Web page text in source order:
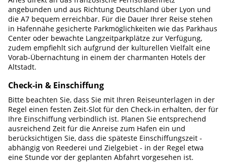
angebunden und aus Richtung Deutschland über Lyon und
die A7 bequem erreichbar. Für die Dauer Ihrer Reise stehen
in Hafennähe gesicherte Parkmöglichkeiten wie das Parkhaus
Center oder bewachte Langzeitparkplätze zur Verfügung,
zudem empfiehlt sich aufgrund der kulturellen Vielfalt eine
Vorab-Übernachtung in einem der charmanten Hotels der
Altstadt.
Check-in & Einschiffung
Bitte beachten Sie, dass Sie mit Ihren Reiseunterlagen in der
Regel einen festen Zeit-Slot für den Check-in erhalten, der für
Ihre Einschiffung verbindlich ist. Planen Sie entsprechend
ausreichend Zeit für die Anreise zum Hafen ein und
berücksichtigen Sie, dass die späteste Einschiffungszeit -
abhängig von Reederei und Zielgebiet - in der Regel etwa
eine Stunde vor der geplanten Abfahrt vorgesehen ist.